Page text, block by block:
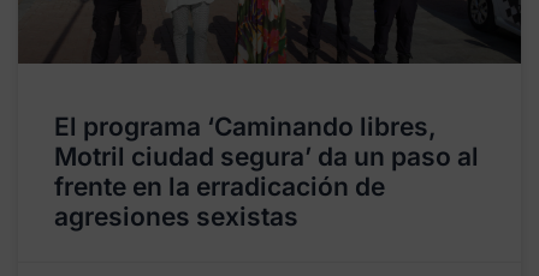
El programa ‘Caminando libres,
Motril ciudad segura’ da un paso al
frente en la erradicación de
agresiones sexistas